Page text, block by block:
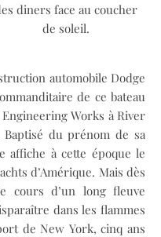
diners face au coucher
de soleil.
automobile Dodge
de ce bateau
Works à River
Baptisé du prénom de sa
affiche à cette époque le
d’Amérique. Mais dès
cours d’un long fleuve
dans les flammes
de New York, cinq ans